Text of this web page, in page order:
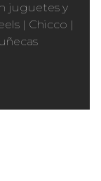
juguetes y
| Chicco |